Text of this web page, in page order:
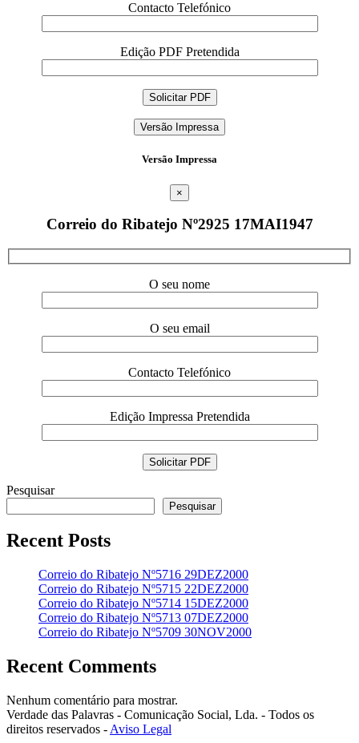
Contacto Telefónico
Edição PDF Pretendida
Versão Impressa
Versão Impressa
×
Correio do Ribatejo Nº2925 17MAI1947
O seu nome
O seu email
Contacto Telefónico
Edição Impressa Pretendida
Pesquisar
Pesquisar
Recent Posts
Correio do Ribatejo Nº5716 29DEZ2000
Correio do Ribatejo Nº5715 22DEZ2000
Correio do Ribatejo Nº5714 15DEZ2000
Correio do Ribatejo Nº5713 07DEZ2000
Correio do Ribatejo Nº5709 30NOV2000
Recent Comments
Nenhum comentário para mostrar.
Verdade das Palavras - Comunicação Social, Lda. - Todos os
direitos reservados - Aviso Legal